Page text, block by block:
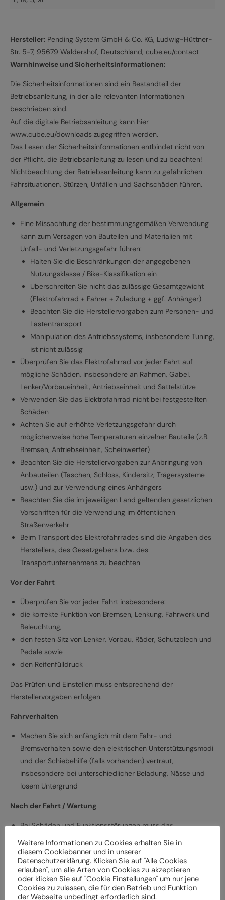
Hersteller: Pending System GmbH & Co. KG, Ludwig-Hüttner-
Str. 5-7, 95679 Waldershof, Deutschland, cube.eu/contact
Warnhinweise und Sicherheitsinformationen:
Die Sicherheitsinformationen sind ein Bestandteil der
Betriebsanleitung, in der alle relevanten Informationen
beschrieben sind.
Auf die digitale Betriebsanleitung kann hier
www.cube.eu/downloads zugegriffen werden.
Das Lesen der Sicherheitsinformationen entbindet nicht von
der Pflicht, die Betriebsanleitung zu lesen und zu beachten!
Nichtbeachtung der Betriebsanleitung kann zu gefährlichen
Fahrsituationen, Stürzen, Unfällen und Sachschäden führen.
Allgemein
Eine Missachtung der bestimmungsgemäßen Verwendung
kann zum Versagen von Bauteilen und Materialien mit
Unfall- und Verletzungsgefahr führen:
Halten Sie die Beschränkungen der angegebenen
Nutzungsklasse / Bike-Klassifikation ein
Überschreiten Sie nicht das zulässige Gesamtgewicht
(Elektrofahrrad + Fahrer + Zuladung + ggf. Anhänger)
Beachten Sie die Herstellervorgaben zum Personen- und
Lastentransport
Manipulation des Antriebssystems, insbesondere Tuning,
ist nicht zulässig
Überprüfen Sie das Elektrofahrrad vor jeder Fahrt auf
mögliche Schäden, insbesondere an Rahmen, Gabel,
Lenker/Vorbaueinheit, Antriebseinheit und Sattelstütze
Verwenden Sie das Elektrofahrrad nicht bei festgestellten
Schäden
Achten Sie auf erhöhte Verletzungsgefahr durch
möglicherweise hohe Temperaturen einzelner Bauteile (z.B.
Bremsen, Antriebseinheit, Scheinwerfer)
Beachten Sie die Herstellervorgaben zur Anbringung von
Anbauteilen (Taschen, Schloss, Kindersitz, Trägersysteme
usw.) und zur Verwendung eines Anhängers
Beachten Sie die im jeweiligen Land geltenden gesetzlichen
Vorschriften für die Verwendung im öffentlichen
Straßenverkehr
Beim Transport des Elektrofahrrades sind die Angaben des
Herstellers, des Gesetzgebers bzw. des
Transportunternehmens zu beachten
Vor der Fahrt
Überprüfen Sie vor jeder Fahrt insbesondere:
die korrekte Funktion von Bremsen, Lenkung, Fahrwerk und
Beleuchtung,
den festen Sitz von Lenker, Vorbau, Räder, Schutzblech und
Pedale sowie
den Reifenfülldruck
Das Prüfen und Einstellen muss entsprechend der
Herstellervorgaben erfolgen.
Fahrverhalten
Machen Sie sich anfänglich mit dem Fahr- und
Bremsverhalten sowie den elektrischen Unterstützungsmodi
und der Schiebehilfe (falls vorhanden) vertraut,
insbesondere bei unterschiedlicher Beladung, Nässe und
losem Untergrund
Nach der Fahrt / Wartung
Bei Schäden und Funktionsstörungen muss das
Elektrofahrrad vor der weiteren Verwendung durch einen
Fachbetrieb überprüft werden
Lassen Sie das Elektrofahrrad entsprechend den
Herstellervorgaben regelmäßig von einem Fachbetrieb
überprüfen und warten, um Gefährdungen, z. B.
Weitere Informationen zu Cookies erhalten Sie in
diesem Cookiebanner und in unserer
Datenschutzerklärung. Klicken Sie auf "Alle Cookies
erlauben", um alle Arten von Cookies zu akzeptieren
oder klicken Sie auf "Cookie Einstellungen" um nur jene
Cookies zu zulassen, die für den Betrieb und Funktion
der Webseite unbedingt erforderlich sind.